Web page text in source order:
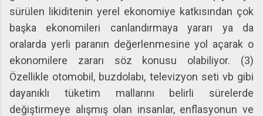
sürülen likiditenin yerel ekonomiye katkısından çok
başka ekonomileri canlandırmaya yararı ya da
oralarda yerli paranın değerlenmesine yol açarak o
ekonomilere zararı söz konusu olabiliyor. (3)
Özellikle otomobil, buzdolabı, televizyon seti vb gibi
dayanıklı tüketim mallarını belirli sürelerde
değiştirmeye alışmış olan insanlar, enflasyonun ve